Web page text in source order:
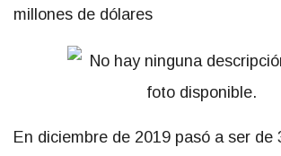
millones de dólares
En diciembre de 2019 pasó a ser de